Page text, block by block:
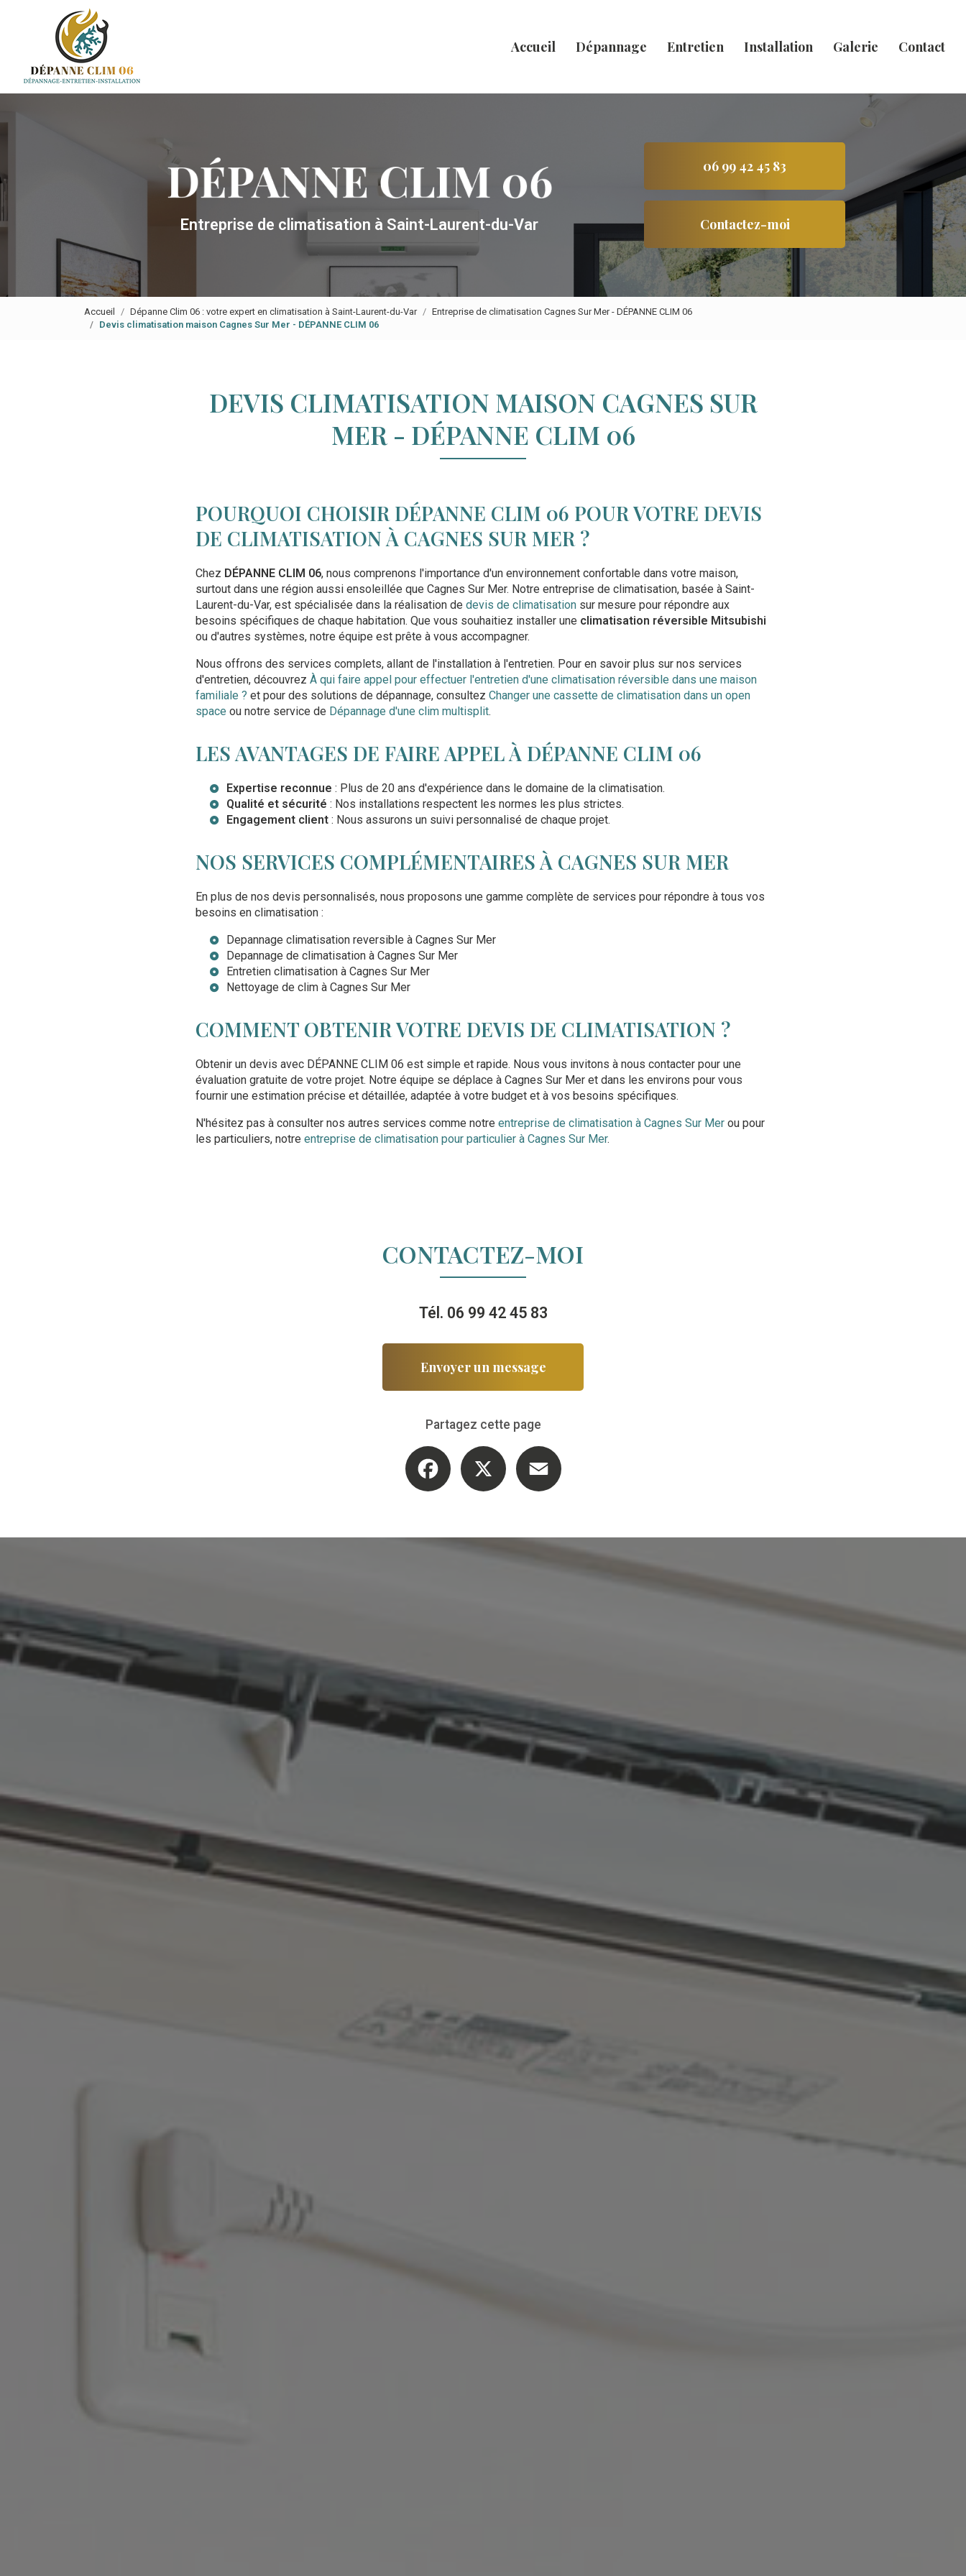
Accueil Dépannage Entretien Installation Galerie Contact
Entreprise de climatisation à Saint-Laurent-du-Var
06 99 42 45 83
Contactez-moi
Accueil Dépanne Clim 06 : votre expert en climatisation à Saint-Laurent-du-Var
Entreprise de climatisation Cagnes Sur Mer - DÉPANNE CLIM 06
Devis climatisation maison Cagnes Sur Mer - DÉPANNE CLIM 06
DEVIS CLIMATISATION MAISON CAGNES SUR
MER - DÉPANNE CLIM 06
POURQUOI CHOISIR DÉPANNE CLIM 06 POUR VOTRE DEVIS
DE CLIMATISATION À CAGNES SUR MER ?
Chez DÉPANNE CLIM 06, nous comprenons l'importance d'un environnement confortable dans votre maison,
surtout dans une région aussi ensoleillée que Cagnes Sur Mer. Notre entreprise de climatisation, basée à Saint-
Laurent-du-Var, est spécialisée dans la réalisation de devis de climatisation sur mesure pour répondre aux
besoins spécifiques de chaque habitation. Que vous souhaitiez installer une climatisation réversible Mitsubishi
ou d'autres systèmes, notre équipe est prête à vous accompagner.
Nous offrons des services complets, allant de l'installation à l'entretien. Pour en savoir plus sur nos services
d'entretien, découvrez À qui faire appel pour effectuer l'entretien d'une climatisation réversible dans une maison
familiale ? et pour des solutions de dépannage, consultez Changer une cassette de climatisation dans un open
space ou notre service de Dépannage d'une clim multisplit.
LES AVANTAGES DE FAIRE APPEL À DÉPANNE CLIM 06
Expertise reconnue : Plus de 20 ans d'expérience dans le domaine de la climatisation.
Qualité et sécurité : Nos installations respectent les normes les plus strictes.
Engagement client : Nous assurons un suivi personnalisé de chaque projet.
NOS SERVICES COMPLÉMENTAIRES À CAGNES SUR MER
En plus de nos devis personnalisés, nous proposons une gamme complète de services pour répondre à tous vos
besoins en climatisation :
Depannage climatisation reversible à Cagnes Sur Mer
Depannage de climatisation à Cagnes Sur Mer
Entretien climatisation à Cagnes Sur Mer
Nettoyage de clim à Cagnes Sur Mer
COMMENT OBTENIR VOTRE DEVIS DE CLIMATISATION ?
Obtenir un devis avec DÉPANNE CLIM 06 est simple et rapide. Nous vous invitons à nous contacter pour une
évaluation gratuite de votre projet. Notre équipe se déplace à Cagnes Sur Mer et dans les environs pour vous
fournir une estimation précise et détaillée, adaptée à votre budget et à vos besoins spécifiques.
N'hésitez pas à consulter nos autres services comme notre entreprise de climatisation à Cagnes Sur Mer ou pour
les particuliers, notre entreprise de climatisation pour particulier à Cagnes Sur Mer.
CONTACTEZ-MOI
Tél. 06 99 42 45 83
Envoyer un message
Partagez cette page
Facebook